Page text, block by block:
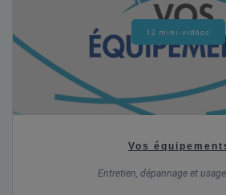
12 mini-vidéos
Vos
Entretien, dépannage et